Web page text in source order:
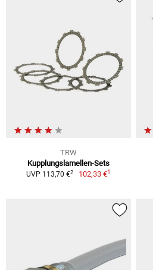
TRW
Kupplungslamellen-Sets
UVP 113,70 €2 102,33 €1